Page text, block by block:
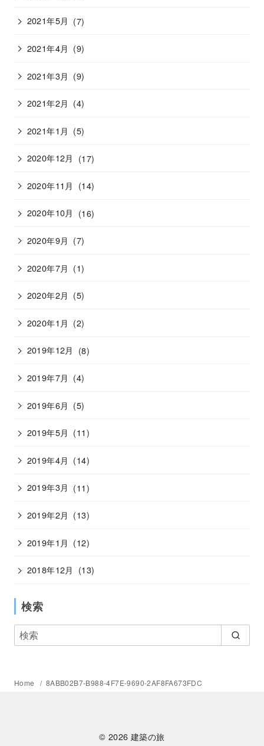
2021年5月 (7)
2021年4月 (9)
2021年3月 (9)
2021年2月 (4)
2021年1月 (5)
2020年12月 (17)
2020年11月 (14)
2020年10月 (16)
2020年9月 (7)
2020年7月 (1)
2020年2月 (5)
2020年1月 (2)
2019年12月 (8)
2019年7月 (4)
2019年6月 (5)
2019年5月 (11)
2019年4月 (14)
2019年3月 (11)
2019年2月 (13)
2019年1月 (12)
2018年12月 (13)
検索
Home 8ABB02B7-B988-4F7E-9690-2AF8FA673FDC
© 2026建築の旅